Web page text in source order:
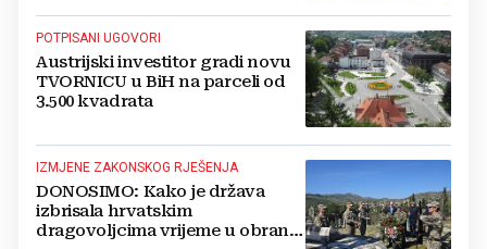
POTPISANI UGOVORI
Austrijski investitor gradi novu
TVORNICU u BiH na parceli od
3.500 kvadrata
IZMJENE ZAKONSKOG RJEŠENJA
DONOSIMO: Kako je država
izbrisala hrvatskim
dragovoljcima vrijeme u obrani